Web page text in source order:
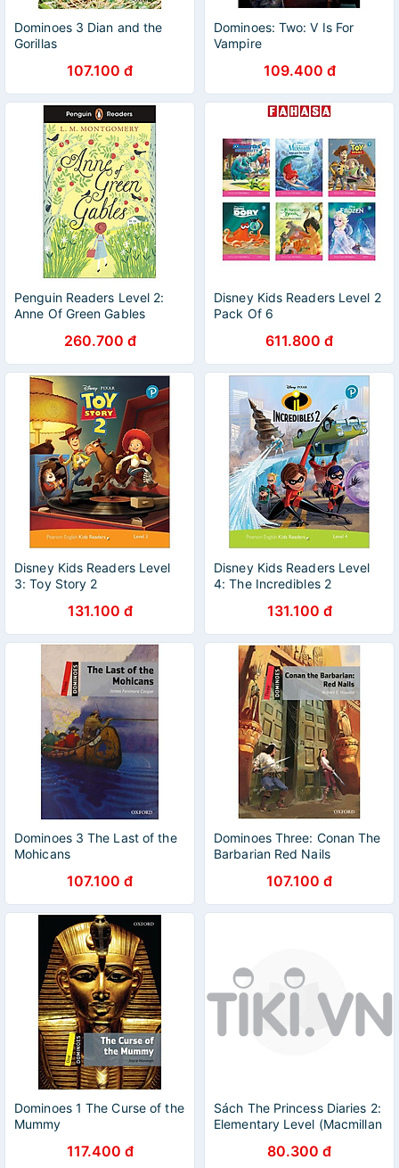
Dominoes 3 Dian and the
Gorillas
107.100 đ
Dominoes: Two: V Is For
Vampire
109.400 đ
Penguin Readers Level 2:
Anne Of Green Gables
260.700 đ
Disney Kids Readers Level 2
Pack Of 6
611.800 đ
Disney Kids Readers Level
3: Toy Story 2
131.100 đ
Disney Kids Readers Level
4: The Incredibles 2
131.100 đ
Dominoes 3 The Last of the
Mohicans
107.100 đ
Dominoes Three: Conan The
Barbarian Red Nails
107.100 đ
Dominoes 1 The Curse of the
Mummy
117.400 đ
Sách The Princess Diaries 2:
Elementary Level (Macmillan
80.300 đ